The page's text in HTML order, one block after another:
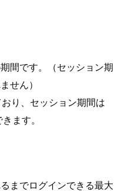
間です。（セッション期
せん）
り、セッション期間は
ます。
までログインできる最大